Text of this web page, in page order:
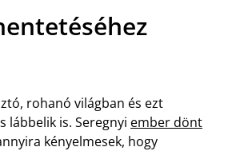
rohanó világban és ezt
lábbelik is. Seregnyi ember dönt
kényelmesek, hogy